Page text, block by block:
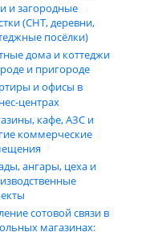
и загородные
(СНТ, деревни,
посёлки)
дома и коттеджи
и пригороде
и офисы в
кафе, АЗС и
коммерческие
ангары, цеха и
сотовой связи в
магазинах: